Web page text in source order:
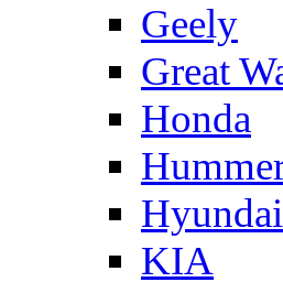
Geely
Great
Honda
Hyundai
KIA